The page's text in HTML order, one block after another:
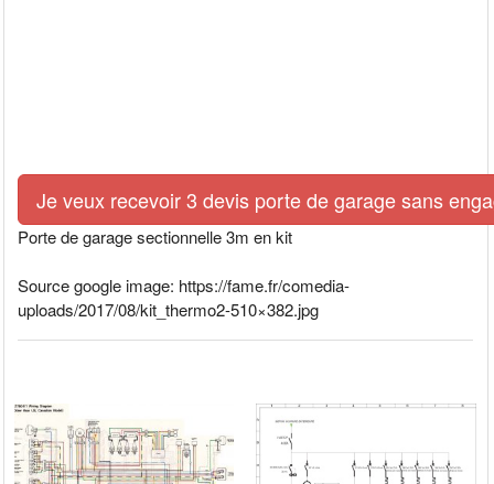
Je veux recevoir 3 devis porte de garage sans
Porte de garage sectionnelle 3m en kit
Source google image: https://fame.fr/comedia-
uploads/2017/08/kit_thermo2-510×382.jpg